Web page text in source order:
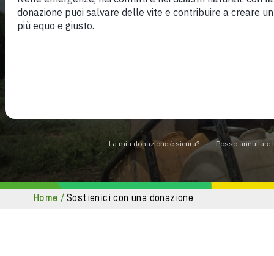
più equo e giusto.
home / sostienici con una donazione